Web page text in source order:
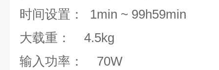
时间设置：
1min ~ 99h59min
大载重：
4.5kg
输入功率：
70W